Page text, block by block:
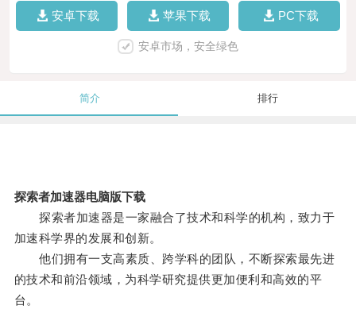
安卓下载 苹果下载 PC下载
安卓市场，安全绿色
简介 排行
探索者加速器电脑版下载
探索者加速器是一家融合了技术和科学的机构，致力于
加速科学界的发展和创新。
他们拥有一支高素质、跨学科的团队，不断探索最先进
的技术和前沿领域，为科学研究提供更加便利和高效的平
台。